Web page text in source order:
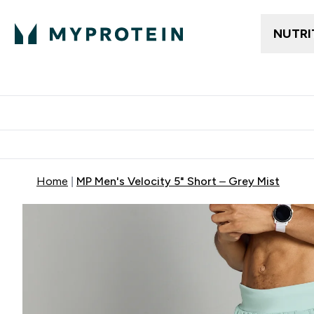
Home MP Men's Velocity 5" Short – Grey Mist